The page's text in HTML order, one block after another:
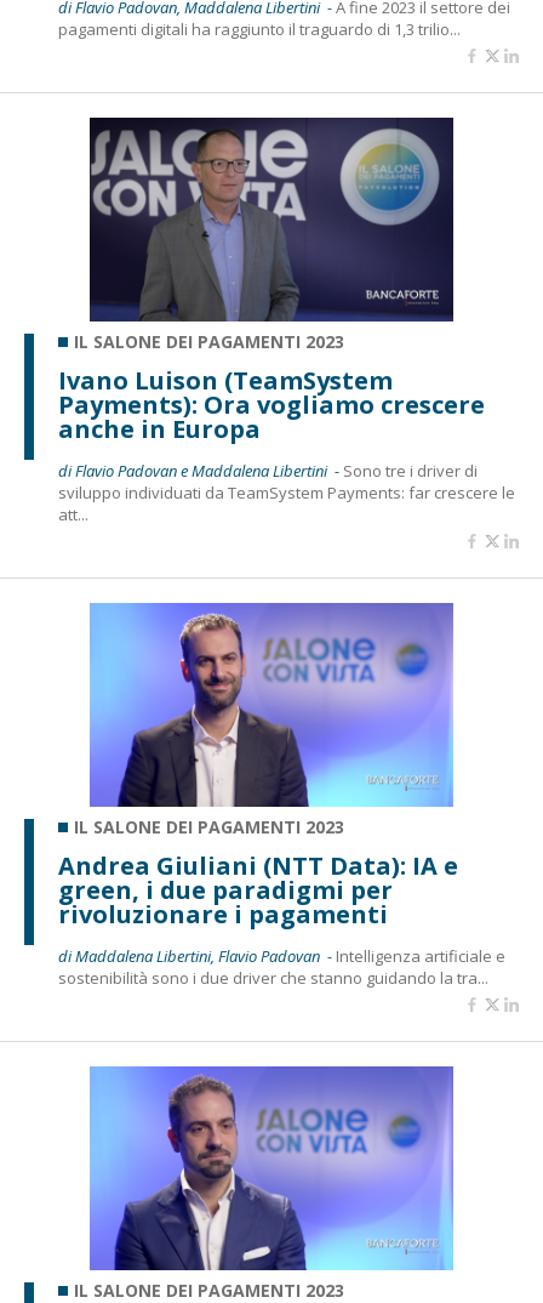
di Flavio Padovan, Maddalena Libertini -A fine 2023 il settore dei
pagamenti digitali ha raggiunto il traguardo di 1,3 trilio...
IL SALONE DEI PAGAMENTI 2023
Ivano Luison (TeamSystem
Payments): Ora vogliamo crescere
anche in Europa
di Flavio Padovan e Maddalena Libertini - Sono tre i driver di
sviluppo individuati da TeamSystem Payments: far crescere le
att...
IL SALONE DEI PAGAMENTI 2023
Andrea Giuliani (NTT Data): IA e
green, i due paradigmi per
rivoluzionare i pagamenti
di Maddalena Libertini, Flavio Padovan - Intelligenza artificiale e
sostenibilità sono i due driver che stanno guidando la tra...
IL SALONE DEI PAGAMENTI 2023